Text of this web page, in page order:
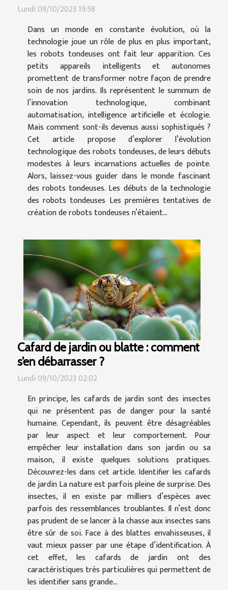
Lundi 09/10/2023 19:58
Dans un monde en constante évolution, où la
technologie joue un rôle de plus en plus important,
les robots tondeuses ont fait leur apparition. Ces
petits appareils intelligents et autonomes
promettent de transformer notre façon de prendre
soin de nos jardins. Ils représentent le summum de
l’innovation technologique, combinant
automatisation, intelligence artificielle et écologie.
Mais comment sont-ils devenus aussi sophistiqués ?
Cet article propose d’explorer l’évolution
technologique des robots tondeuses, de leurs débuts
modestes à leurs incarnations actuelles de pointe.
Alors, laissez-vous guider dans le monde fascinant
des robots tondeuses. Les débuts de la technologie
des robots tondeuses Les premières tentatives de
création de robots tondeuses n’étaient...
Cafard de jardin ou blatte : comment
s’en débarrasser ?
Lundi 09/10/2023 02:02
En principe, les cafards de jardin sont des insectes
qui ne présentent pas de danger pour la santé
humaine. Cependant, ils peuvent être désagréables
par leur aspect et leur comportement. Pour
empêcher leur installation dans son jardin ou sa
maison, il existe quelques solutions pratiques.
Découvrez-les dans cet article. Identifier les cafards
de jardin La nature est parfois pleine de surprise. Des
insectes, il en existe par milliers d’espèces avec
parfois des ressemblances troublantes. Il n’est donc
pas prudent de se lancer à la chasse aux insectes sans
être sûr de soi. Face à des blattes envahisseuses, il
vaut mieux passer par une étape d’identification. À
cet effet, les cafards de jardin ont des
caractéristiques très particulières qui permettent de
les identifier sans grande...